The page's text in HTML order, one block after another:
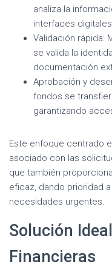
analiza la
interfaces
Validación rápida:
se valida la
documentación
Aprobación y
fondos se
garantizando
Este enfoque centrado
asociado con las
que también
eficaz, dando prioridad
necesidades urgentes.
Solución
Financieras